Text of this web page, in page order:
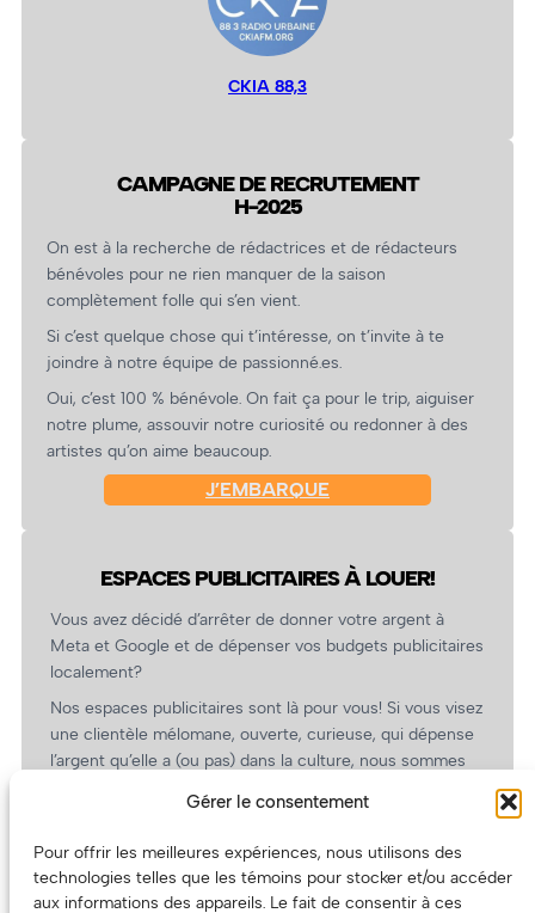
Gérer le consentement
Pour offrir les meilleures expériences, nous utilisons des
technologies telles que les témoins pour stocker et/ou accéder
aux informations des appareils. Le fait de consentir à ces
CKIA 88,3
CAMPAGNE DE RECRUTEMENT
H-2025
On est à la recherche de rédactrices et de rédacteurs
bénévoles pour ne rien manquer de la saison
complètement folle qui s’en vient.
Si c’est quelque chose qui t’intéresse, on t’invite à te
joindre à notre équipe de passionné.es.
Oui, c’est 100 % bénévole. On fait ça pour le trip, aiguiser
notre plume, assouvir notre curiosité ou redonner à des
artistes qu’on aime beaucoup.
J’EMBARQUE
ESPACES PUBLICITAIRES À LOUER!
Vous avez décidé d’arrêter de donner votre argent à
Meta et Google et de dépenser vos budgets publicitaires
localement?
Nos espaces publicitaires sont là pour vous! Si vous visez
une clientèle mélomane, ouverte, curieuse, qui dépense
l’argent qu’elle a (ou pas) dans la culture, nous sommes
revient.
(Oui, on va avoir des tarifs spéciaux pour vous, les